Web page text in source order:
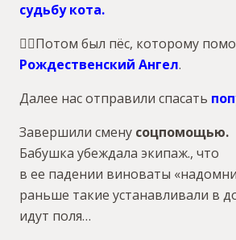
судьбу кота.
🐕‍🦺Потом был пёс, которому
Рождественский Ангел.
Далее нас отправили спасать
Завершили смену соцпомощью.
Бабушка убеждала экипаж., что
в ее падении виноваты
раньше такие устанавливали в
идут поля…